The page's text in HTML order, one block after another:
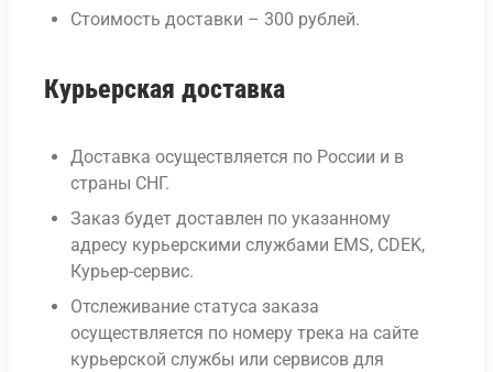
Стоимость доставки – 300 рублей.
Курьерская доставка
Доставка осуществляется по России и в
страны СНГ.
Заказ будет доставлен по указанному
адресу курьерскими службами EMS, CDEK,
Курьер-сервис.
Отслеживание статуса заказа
осуществляется по номеру трека на сайте
курьерской службы или сервисов для